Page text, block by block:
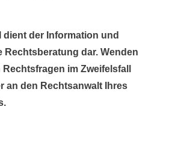
dient der Information und
Rechtsberatung dar. Wenden
im Zweifelsfall
an den Rechtsanwalt Ihres